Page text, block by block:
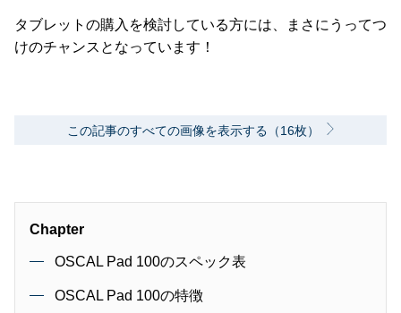
タブレットの購入を検討している方には、まさにうってつ
けのチャンスとなっています！
この記事のすべての画像を表示する（16枚）
Chapter
OSCAL Pad 100のスペック表
OSCAL Pad 100の特徴